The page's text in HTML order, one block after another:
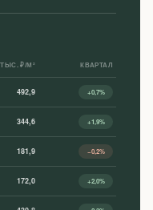
ТЫС. ₽/М² КВАРТАЛ
492,9 +0,7%
344,6 +1,9%
181,9 −0,2%
172,0 +2,0%